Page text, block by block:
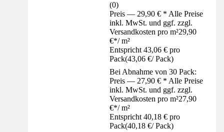
(0)
Preis — 29,90 € * Alle Preise
inkl. MwSt. und ggf. zzgl.
Versandkosten pro m²29,90
€*/ m²
Entspricht 43,06 € pro
Pack(43,06 €/ Pack)
Bei Abnahme von 30 Pack:
Preis — 27,90 € * Alle Preise
inkl. MwSt. und ggf. zzgl.
Versandkosten pro m²27,90
€*/ m²
Entspricht 40,18 € pro
Pack(40,18 €/ Pack)